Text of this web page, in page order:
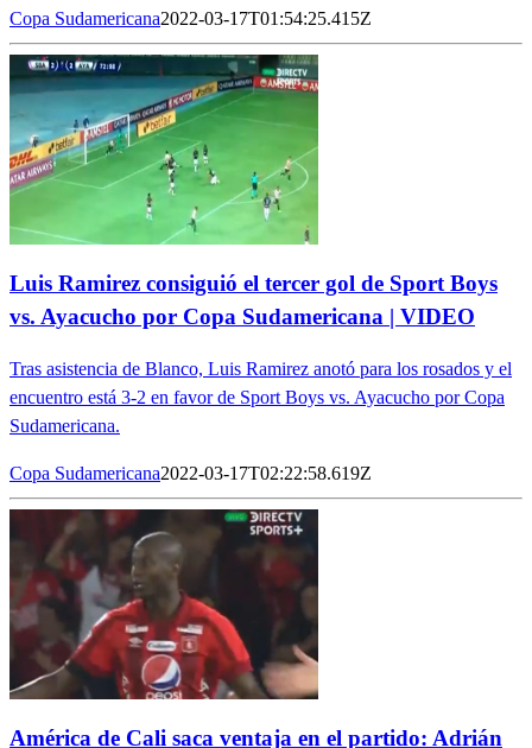
Copa Sudamericana2022-03-17T01:54:25.415Z
Luis Ramirez consiguió el tercer gol de Sport Boys
vs. Ayacucho por Copa Sudamericana | VIDEO
Tras asistencia de Blanco, Luis Ramirez anotó para los rosados y el
encuentro está 3-2 en favor de Sport Boys vs. Ayacucho por Copa
Sudamericana.
Copa Sudamericana2022-03-17T02:22:58.619Z
América de Cali saca ventaja en el partido: Adrián